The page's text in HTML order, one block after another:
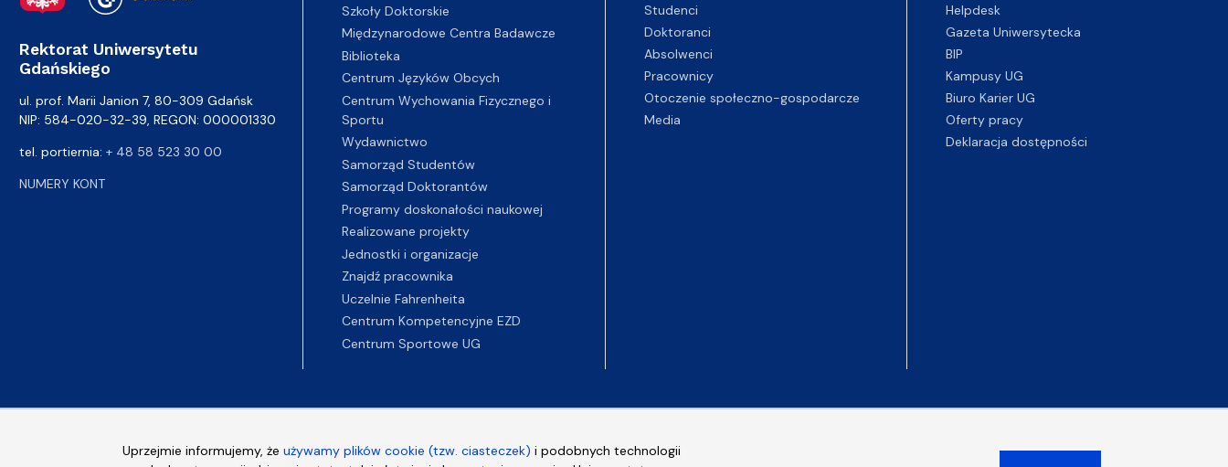
Uprzejmie informujemy, żeużywamy plików cookie (tzw. ciasteczek) i podobnych technologii
Rektorat Uniwersytetu
Gdańskiego
ul. prof. Marii Janion 7, 80-309 Gdańsk
NIP: 584-020-32-39, REGON: 000001330
tel. portiernia: + 48 58 523 30 00
NUMERY KONT
Szkoły Doktorskie
Międzynarodowe Centra Badawcze
Biblioteka
Centrum Języków Obcych
Centrum Wychowania Fizycznego i
Sportu
Wydawnictwo
Samorząd Studentów
Samorząd Doktorantów
Programy doskonałości naukowej
Realizowane projekty
Jednostki i organizacje
Znajdź pracownika
Uczelnie Fahrenheita
Centrum Kompetencyjne EZD
Centrum Sportowe UG
Studenci
Doktoranci
Absolwenci
Pracownicy
Otoczenie społeczno-gospodarcze
Media
Helpdesk
Gazeta Uniwersytecka
BIP
Kampusy UG
Biuro Karier UG
Oferty pracy
Deklaracja dostępności